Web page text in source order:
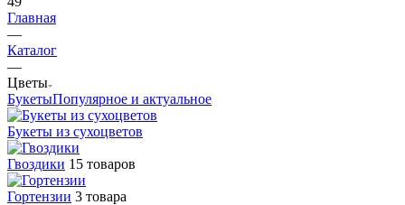
Главная
—
Каталог
—
Цветы
БукетыПопулярное и актуальное
Букеты из сухоцветов
Гвоздики 15 товаров
Гортензии 3 товара